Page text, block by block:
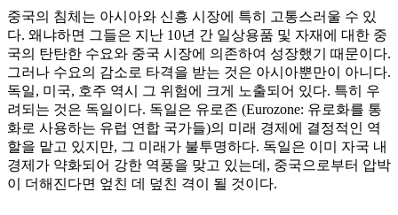
중국의 침체는 아시아와 신흥 시장에 특히 고통스러울 수 있
다. 왜냐하면 그들은 지난 10년 간 일상용품 및 자재에 대한 중
국의 탄탄한 수요와 중국 시장에 의존하여 성장했기 때문이다.
그러나 수요의 감소로 타격을 받는 것은 아시아뿐만이 아니다.
독일, 미국, 호주 역시 그 위험에 크게 노출되어 있다. 특히 우
려되는 것은 독일이다. 독일은 유로존 (Eurozone: 유로화를 통
화로 사용하는 유럽 연합 국가들)의 미래 경제에 결정적인 역
할을 맡고 있지만, 그 미래가 불투명하다. 독일은 이미 자국 내
경제가 약화되어 강한 역풍을 맞고 있는데, 중국으로부터 압박
이 더해진다면 엎친 데 덮친 격이 될 것이다.